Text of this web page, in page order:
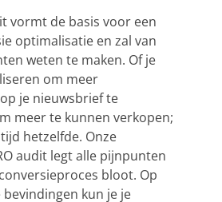
vormt de basis voor een
optimalisatie en zal van
weten te maken. Of je
om meer
je nieuwsbrief te
meer te kunnen verkopen;
hetzelfde. Onze
audit legt alle pijnpunten
bloot. Op
bevindingen kun je je